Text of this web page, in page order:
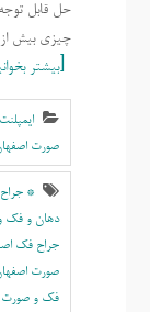
حل قابل
چیزی بیش از
بیشتر
صورت
*
دهان و فک
جراح فک
صورت
فک و صورت